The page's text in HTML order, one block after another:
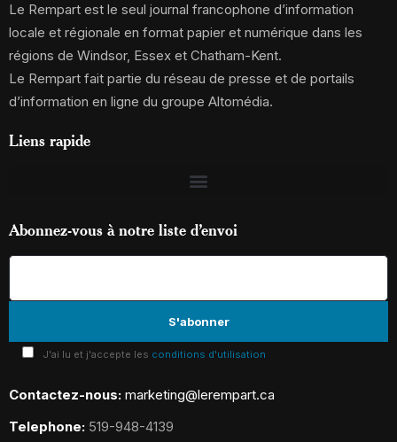
Le Rempart est le seul journal francophone d’information
locale et régionale en format papier et numérique dans les
régions de Windsor, Essex et Chatham-Kent.
Le Rempart fait partie du réseau de presse et de portails
d’information en ligne du groupe Altomédia.
Liens rapide
Abonnez-vous à notre liste d’envoi
J'ai lu et j'accepte les conditions d'utilisation
Contactez-nous: marketing@lerempart.ca
Telephone: 519-948-4139